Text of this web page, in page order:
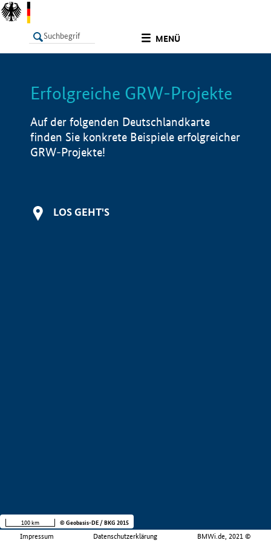
MENÜ
LISTE Info
Erfolgreiche GRW-Projekte
Auf der folgenden Deutschlandkarte
finden Sie konkrete Beispiele erfolgreicher
GRW-Projekte!
LOS GEHT'S
Impressum Datenschutzerklärung BMWi.de, 2021 ©
100 km © Geobasis-DE / BKG 2015